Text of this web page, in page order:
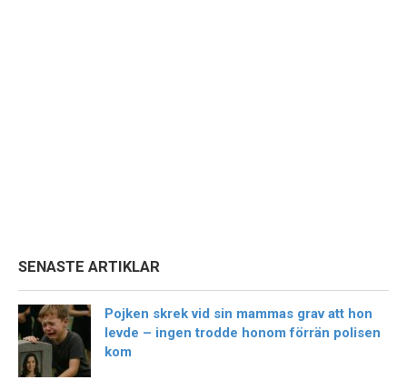
SENASTE ARTIKLAR
Pojken skrek vid sin mammas grav att hon
levde – ingen trodde honom förrän polisen
kom